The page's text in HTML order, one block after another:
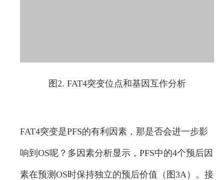
图2. FAT4突变位点和基因互作分析
FAT4突变是PFS的有利因素，那是否会进一步影
响到OS呢？多因素分析显示，PFS中的4个预后因
素在预测OS时保持独立的预后价值（图3A）。接